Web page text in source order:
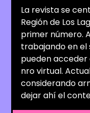
La revista se
Región de Los
primer número.
trabajando en el
pueden
nro virtual.
considerando
dejar ahí el